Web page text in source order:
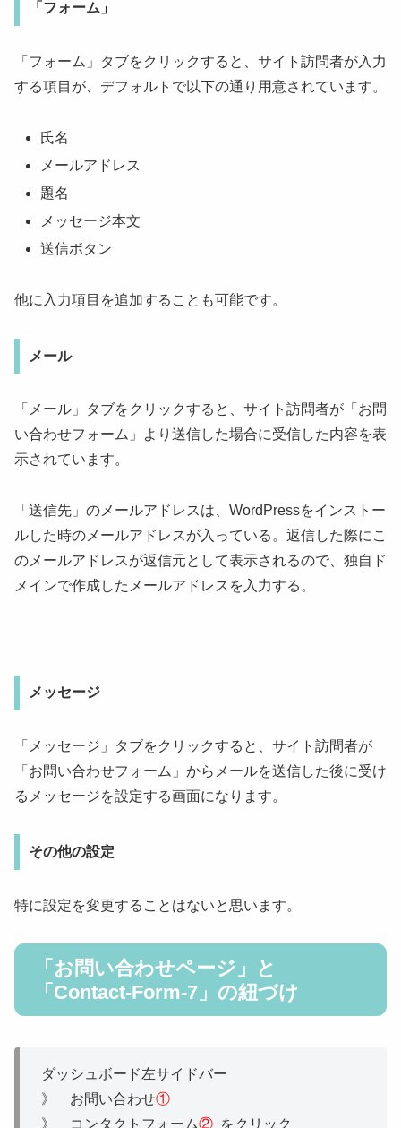
「フォーム」
「フォーム」タブをクリックすると、サイト訪問者が入力
する項目が、デフォルトで以下の通り用意されています。
氏名
メールアドレス
題名
メッセージ本文
送信ボタン
他に入力項目を追加することも可能です。
メール
「メール」タブをクリックすると、サイト訪問者が「お問
い合わせフォーム」より送信した場合に受信した内容を表
示されています。
「送信先」のメールアドレスは、WordPressをインストー
ルした時のメールアドレスが入っている。返信した際にこ
のメールアドレスが返信元として表示されるので、独自ド
メインで作成したメールアドレスを入力する。
メッセージ
「メッセージ」タブをクリックすると、サイト訪問者が
「お問い合わせフォーム」からメールを送信した後に受け
るメッセージを設定する画面になります。
その他の設定
特に設定を変更することはないと思います。
「お問い合わせページ」と
「Contact-Form-7」の紐づけ
ダッシュボード左サイドバー
》 お問い合わせ①
》 コンタクトフォーム② をクリック